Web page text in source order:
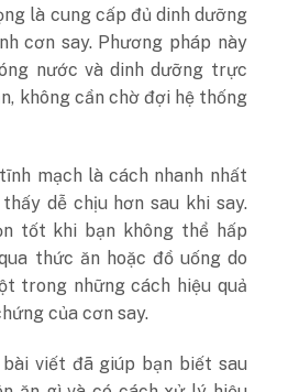
là cung cấp đủ dinh dưỡng
cơn say. Phương pháp này
nước và dinh dưỡng trực
không cần chờ đợi hệ thống
mạch là cách nhanh nhất
dễ chịu hơn sau khi say.
tốt khi bạn không thể hấp
thức ăn hoặc đồ uống do
trong những cách hiệu quả
của cơn say.
viết đã giúp bạn biết sau